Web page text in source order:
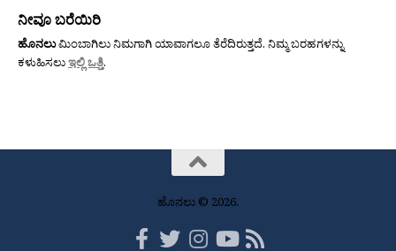
ನೀವೂ ಬರೆಯಿರಿ
ಹೊನಲುಮಿಂಬಾಗಿಲು ನಿಮಗಾಗಿ ಯಾವಾಗಲೂ ತೆರೆದಿರುತ್ತದೆ. ನಿಮ್ಮ ಬರಹಗಳನ್ನು
ಕಳುಹಿಸಲುಇಲ್ಲಿ ಒತ್ತಿ.
ಹೊನಲು © 2026.